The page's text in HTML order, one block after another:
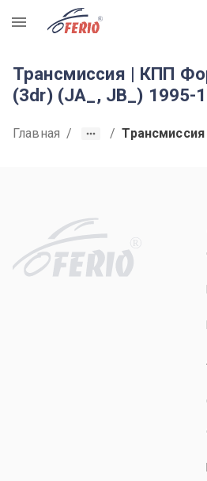
R
Трансмиссия | КПП
(3dr) (JA_, JB_) 1995-
Главная / / Трансмиссия
R